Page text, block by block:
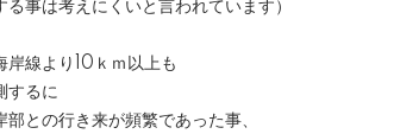
事は考えにくいと言われています）
岸線より10ｋｍ以上も
するに
との行き来が頻繁であった事、